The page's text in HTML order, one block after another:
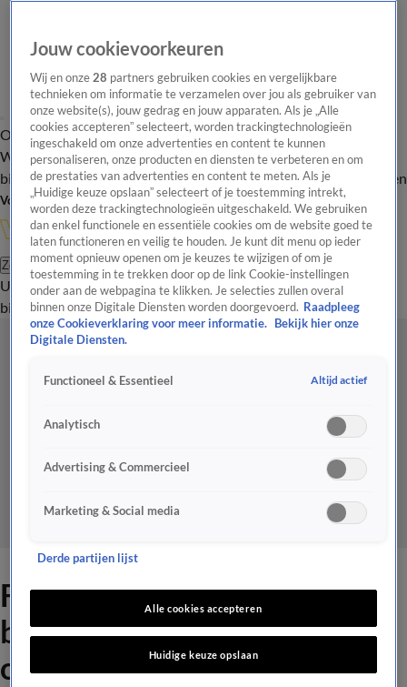
Overzicht Onze programma's Uitzendingen Onze gezichten
In de
WandelgangenInterviewsUitzending
bijwonenPodcastShopVeelgestelde vragenKijkersvraag insturen
Volg Vandaag Inside
Zoeken
UitzendingenVandaag InsideDe OranjezomerShopUitzending
bijwonen
Feyenoord-fans niet welkom
bij Champions League-
ontknoping tegen Lille
Jouw cookievoorkeuren
Wij en onze28 partners gebruiken cookies en vergelijkbare
technieken om informatie te verzamelen over jou als gebruiker van
onze website(s), jouw gedrag en jouw apparaten. Als je „Alle
cookies accepteren” selecteert, worden trackingtechnologieën
ingeschakeld om onze advertenties en content te kunnen
personaliseren, onze producten en diensten te verbeteren en om
de prestaties van advertenties en content te meten. Als je
„Huidige keuze opslaan” selecteert of je toestemming intrekt,
worden deze trackingtechnologieën uitgeschakeld. We gebruiken
dan enkel functionele en essentiële cookies om de website goed te
laten functioneren en veilig te houden. Je kunt dit menu op ieder
moment opnieuw openen om je keuzes te wijzigen of om je
toestemming in te trekken door op de link Cookie-instellingen
onder aan de webpagina te klikken. Je selecties zullen overal
binnen onze Digitale Diensten worden doorgevoerd. Raadpleeg
onze Cookieverklaring voor meer informatie.
Bekijk hier onze
Digitale Diensten.
Functioneel & Essentieel Altijd actief
Analytisch
Advertising & Commercieel
Marketing & Social media
Derde partijen lijst
Alle cookies accepteren
Huidige keuze opslaan